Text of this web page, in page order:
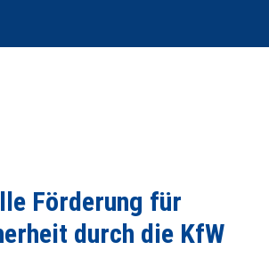
Förderung für
durch die KfW